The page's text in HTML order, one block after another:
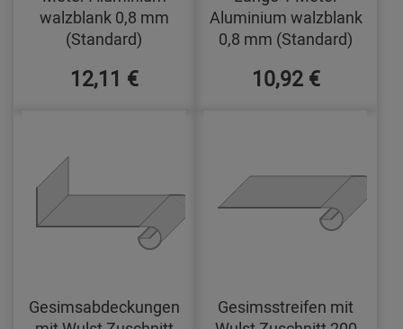
walzblank 0,8 mm
(Standard)
12,11 €
Aluminium walzblank
0,8 mm (Standard)
10,92 €
Gesimsabdeckungen
Gesimsstreifen mit